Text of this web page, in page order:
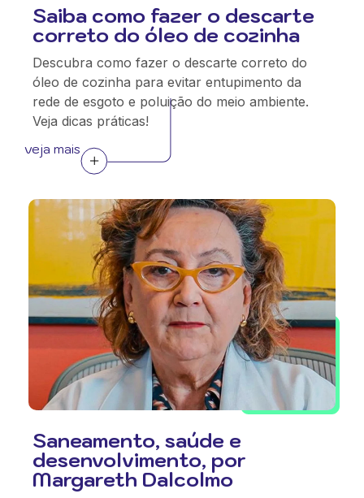
Saiba como fazer o descarte
correto do óleo de cozinha
Descubra como fazer o descarte correto do
óleo de cozinha para evitar entupimento da
rede de esgoto e poluição do meio ambiente.
Veja dicas práticas!
veja mais
Saneamento, saúde e
desenvolvimento, por
Margareth Dalcolmo